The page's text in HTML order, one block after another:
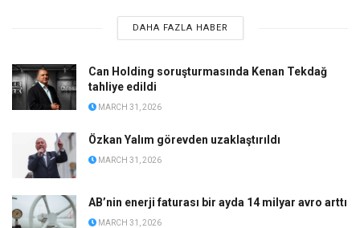
DAHA FAZLA HABER
Can Holding soruşturmasında Kenan Tekdağ
tahliye edildi
MARCH 31, 2026
Özkan Yalım görevden uzaklaştırıldı
MARCH 31, 2026
AB’nin enerji faturası bir ayda 14 milyar avro arttı
MARCH 31, 2026